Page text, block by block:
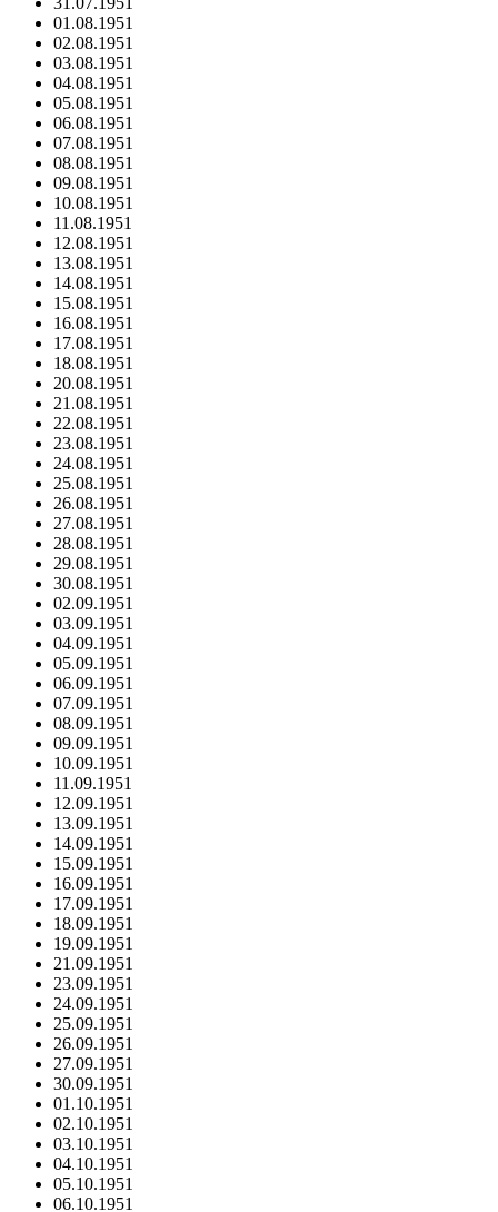
01.08.1951
02.08.1951
03.08.1951
04.08.1951
05.08.1951
06.08.1951
07.08.1951
08.08.1951
09.08.1951
10.08.1951
11.08.1951
12.08.1951
13.08.1951
14.08.1951
15.08.1951
16.08.1951
17.08.1951
18.08.1951
20.08.1951
21.08.1951
22.08.1951
23.08.1951
24.08.1951
25.08.1951
26.08.1951
27.08.1951
28.08.1951
29.08.1951
30.08.1951
02.09.1951
03.09.1951
04.09.1951
05.09.1951
06.09.1951
07.09.1951
08.09.1951
09.09.1951
10.09.1951
11.09.1951
12.09.1951
13.09.1951
14.09.1951
15.09.1951
16.09.1951
17.09.1951
18.09.1951
19.09.1951
21.09.1951
23.09.1951
24.09.1951
25.09.1951
26.09.1951
27.09.1951
30.09.1951
01.10.1951
02.10.1951
03.10.1951
04.10.1951
05.10.1951
06.10.1951